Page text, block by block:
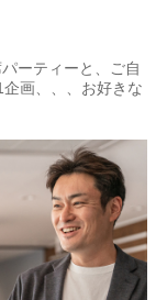
ーティーと、ご自
画、、、お好きな